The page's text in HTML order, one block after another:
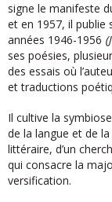
signe le manifeste
et en 1957, il publie
années 1946-1956
ses poésies,
des essais où
et traductions
Il cultive la
de la langue et de
littéraire, d’un
qui consacre la
versification.